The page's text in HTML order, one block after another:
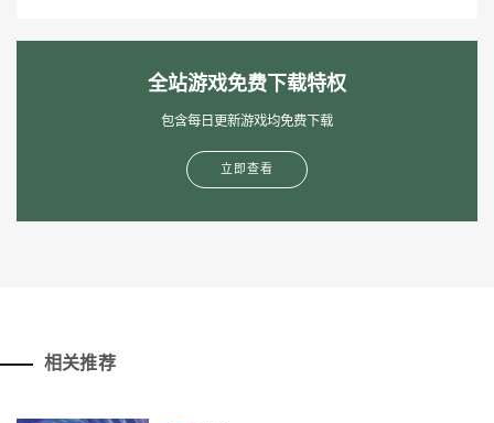
全站游戏免费下载特权
包含每日更新游戏均免费下载
立即查看
相关推荐